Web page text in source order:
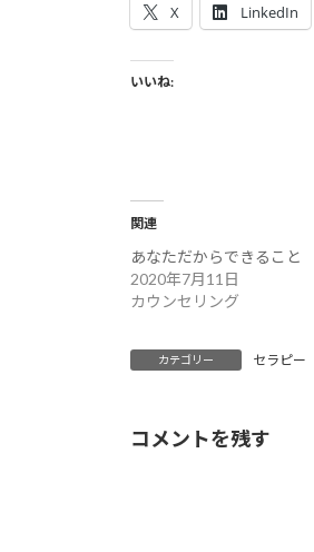
X LinkedIn
いいね:
関連
あなただからできること
2020年7月11日
カウンセリング
カテゴリー セラピー
コメントを残す